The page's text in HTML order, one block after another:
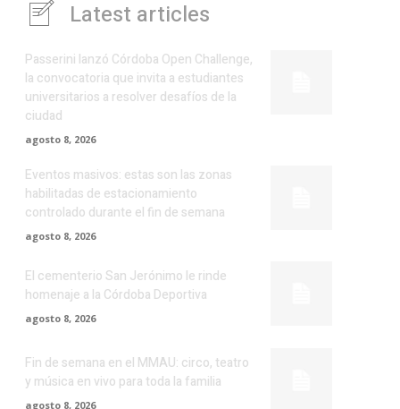
Latest articles
Passerini lanzó Córdoba Open Challenge,
la convocatoria que invita a estudiantes
universitarios a resolver desafíos de la
ciudad
agosto 8, 2026
Eventos masivos: estas son las zonas
habilitadas de estacionamiento
controlado durante el fin de semana
agosto 8, 2026
El cementerio San Jerónimo le rinde
homenaje a la Córdoba Deportiva
agosto 8, 2026
Fin de semana en el MMAU: circo, teatro
y música en vivo para toda la familia
agosto 8, 2026